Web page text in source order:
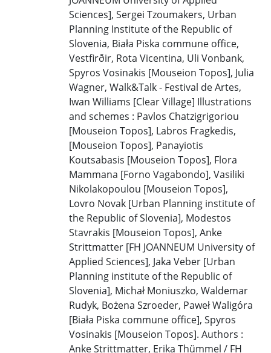
Sciences], Sergei Tzoumakers, Urban
Planning Institute of the Republic of
Slovenia, Biała Piska commune office,
Vestfirðir, Rota Vicentina, Uli Vonbank,
Spyros Vosinakis [Mouseion Topos], Julia
Wagner, Walk&Talk - Festival de Artes,
Iwan Williams [Clear Village] Illustrations
and schemes : Pavlos Chatzigrigoriou
[Mouseion Topos], Labros Fragkedis,
[Mouseion Topos], Panayiotis
Koutsabasis [Mouseion Topos], Flora
Mammana [Forno Vagabondo], Vasiliki
Nikolakopoulou [Mouseion Topos],
Lovro Novak [Urban Planning institute of
the Republic of Slovenia], Modestos
Stavrakis [Mouseion Topos], Anke
Strittmatter [FH JOANNEUM University of
Applied Sciences], Jaka Veber [Urban
Planning institute of the Republic of
Slovenia], Michał Moniuszko, Waldemar
Rudyk, Bożena Szroeder, Paweł Waligóra
[Biała Piska commune office], Spyros
Vosinakis [Mouseion Topos]. Authors :
Anke Strittmatter, Erika Thümmel / FH